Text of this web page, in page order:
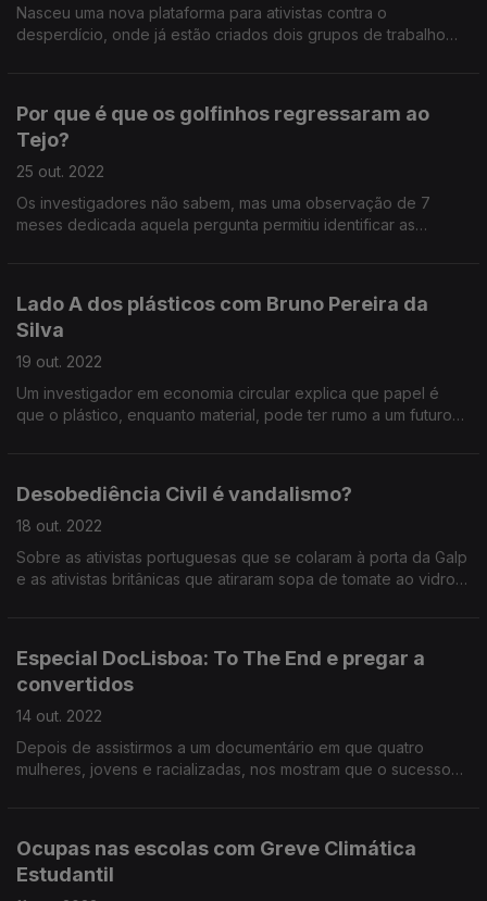
Nasceu uma nova plataforma para ativistas contra o
desperdício, onde já estão criados dois grupos de trabalho
Por que é que os golfinhos regressaram ao
Tejo?
25 out. 2022
Os investigadores não sabem, mas uma observação de 7
meses dedicada aquela pergunta permitiu identificar as
Lado A dos plásticos com Bruno Pereira da
Silva
19 out. 2022
Um investigador em economia circular explica que papel é
que o plástico, enquanto material, pode ter rumo a um futuro
Desobediência Civil é vandalismo?
18 out. 2022
Sobre as ativistas portuguesas que se colaram à porta da Galp
e as ativistas britânicas que atiraram sopa de tomate ao vidro
Especial DocLisboa: To The End e pregar a
convertidos
14 out. 2022
Depois de assistirmos a um documentário em que quatro
mulheres, jovens e racializadas, nos mostram que o sucesso
Energia), António Vicente (Comissão Europeia) e Matilde
Ventura (Greve Climática Estudantil de Lisboa).
Ocupas nas escolas com Greve Climática
Estudantil